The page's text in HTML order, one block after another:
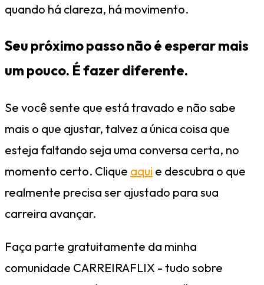
quando há clareza, há movimento.
Seu próximo passo não é esperar mais
um pouco. É fazer diferente.
Se você sente que está travado e não sabe
mais o que ajustar, talvez a única coisa que
esteja faltando seja uma conversa certa, no
momento certo. Clique aqui e descubra o que
realmente precisa ser ajustado para sua
carreira avançar.
Faça parte gratuitamente da minha
comunidade CARREIRAFLIX - tudo sobre